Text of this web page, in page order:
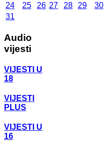
24
25 26 27 28 29
30
31
Audio
vijesti
VIJESTI U
18
VIJESTI
PLUS
VIJESTI U
16